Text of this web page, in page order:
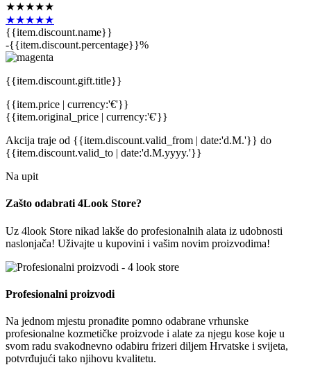
★★★★★
★★★★★
{{item.discount.name}}
-{{item.discount.percentage}}%
{{item.discount.gift.title}}
{{item.price | currency:'€'}}
{{item.original_price | currency:'€'}}
Akcija traje od {{item.discount.valid_from | date:'d.M.'}} do
{{item.discount.valid_to | date:'d.M.yyyy.'}}
Na upit
Zašto odabrati 4Look Store?
Uz 4look Store nikad lakše do profesionalnih alata iz udobnosti
naslonjača! Uživajte u kupovini i vašim novim proizvodima!
Profesionalni proizvodi
Na jednom mjestu pronađite pomno odabrane vrhunske
profesionalne kozmetičke proizvode i alate za njegu kose koje u
svom radu svakodnevno odabiru frizeri diljem Hrvatske i svijeta,
potvrđujući tako njihovu kvalitetu.